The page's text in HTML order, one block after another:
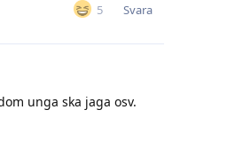
5 Svara
unga ska jaga osv.